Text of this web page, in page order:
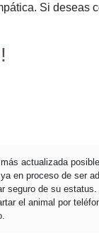
Si deseas
actualizada
en proceso de ser
seguro de su estatus.
el animal por